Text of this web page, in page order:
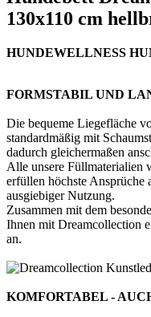
130x110 cm
HUNDEWELLNESS
FORMSTABIL UND
Die bequeme Liegefläche
standardmäßig mit
dadurch gleichermaßen
Alle unsere Füllmaterialien
erfüllen höchste Ansprüche
ausgiebiger Nutzung.
Zusammen mit dem
Ihnen mit Dreamcollection
an.
KOMFORTABEL -